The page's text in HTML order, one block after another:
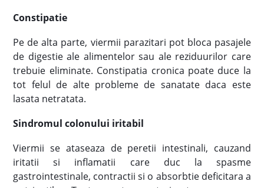
Constipatie
Pe de alta parte, viermii parazitari pot bloca pasajele
de digestie ale alimentelor sau ale reziduurilor care
trebuie eliminate. Constipatia cronica poate duce la
tot felul de alte probleme de sanatate daca este
lasata netratata.
Sindromul colonului iritabil
Viermii se ataseaza de peretii intestinali, cauzand
iritatii si inflamatii care duc la spasme
gastrointestinale, contractii si o absorbtie deficitara a